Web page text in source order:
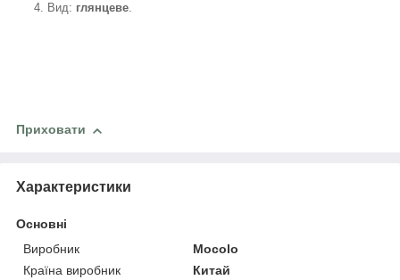
4. Вид: глянцеве.
Приховати
Характеристики
Основні
Виробник
Mocolo
Країна виробник
Китай